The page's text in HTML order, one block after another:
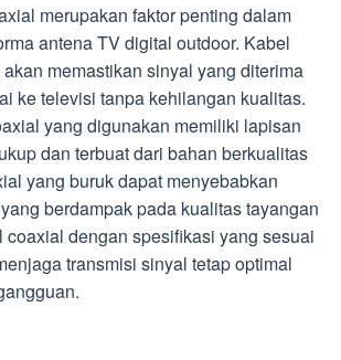
merupakan faktor penting dalam
antena TV digital outdoor. Kabel
memastikan sinyal yang diterima
ke televisi tanpa kehilangan kualitas.
yang digunakan memiliki lapisan
dan terbuat dari bahan berkualitas
yang buruk dapat menyebabkan
berdampak pada kualitas tayangan
coaxial dengan spesifikasi yang sesuai
transmisi sinyal tetap optimal